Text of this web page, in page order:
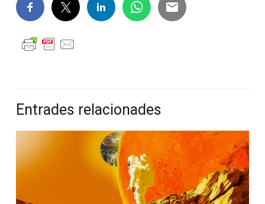
Entrades relacionades